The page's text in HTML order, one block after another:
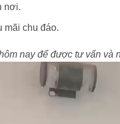
nơi.
mãi chu đáo.
nay để được tư vấn và